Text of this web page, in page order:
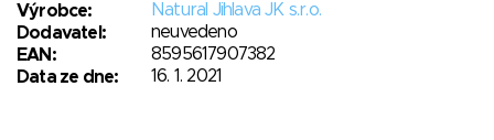
Výrobce:
Natural Jihlava JK s.r.o.
Dodavatel:
neuvedeno
EAN:
8595617907382
Data ze dne:
16. 1. 2021